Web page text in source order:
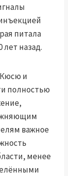
питала
лет назад.
Кюсю и
полностью
важное
менее